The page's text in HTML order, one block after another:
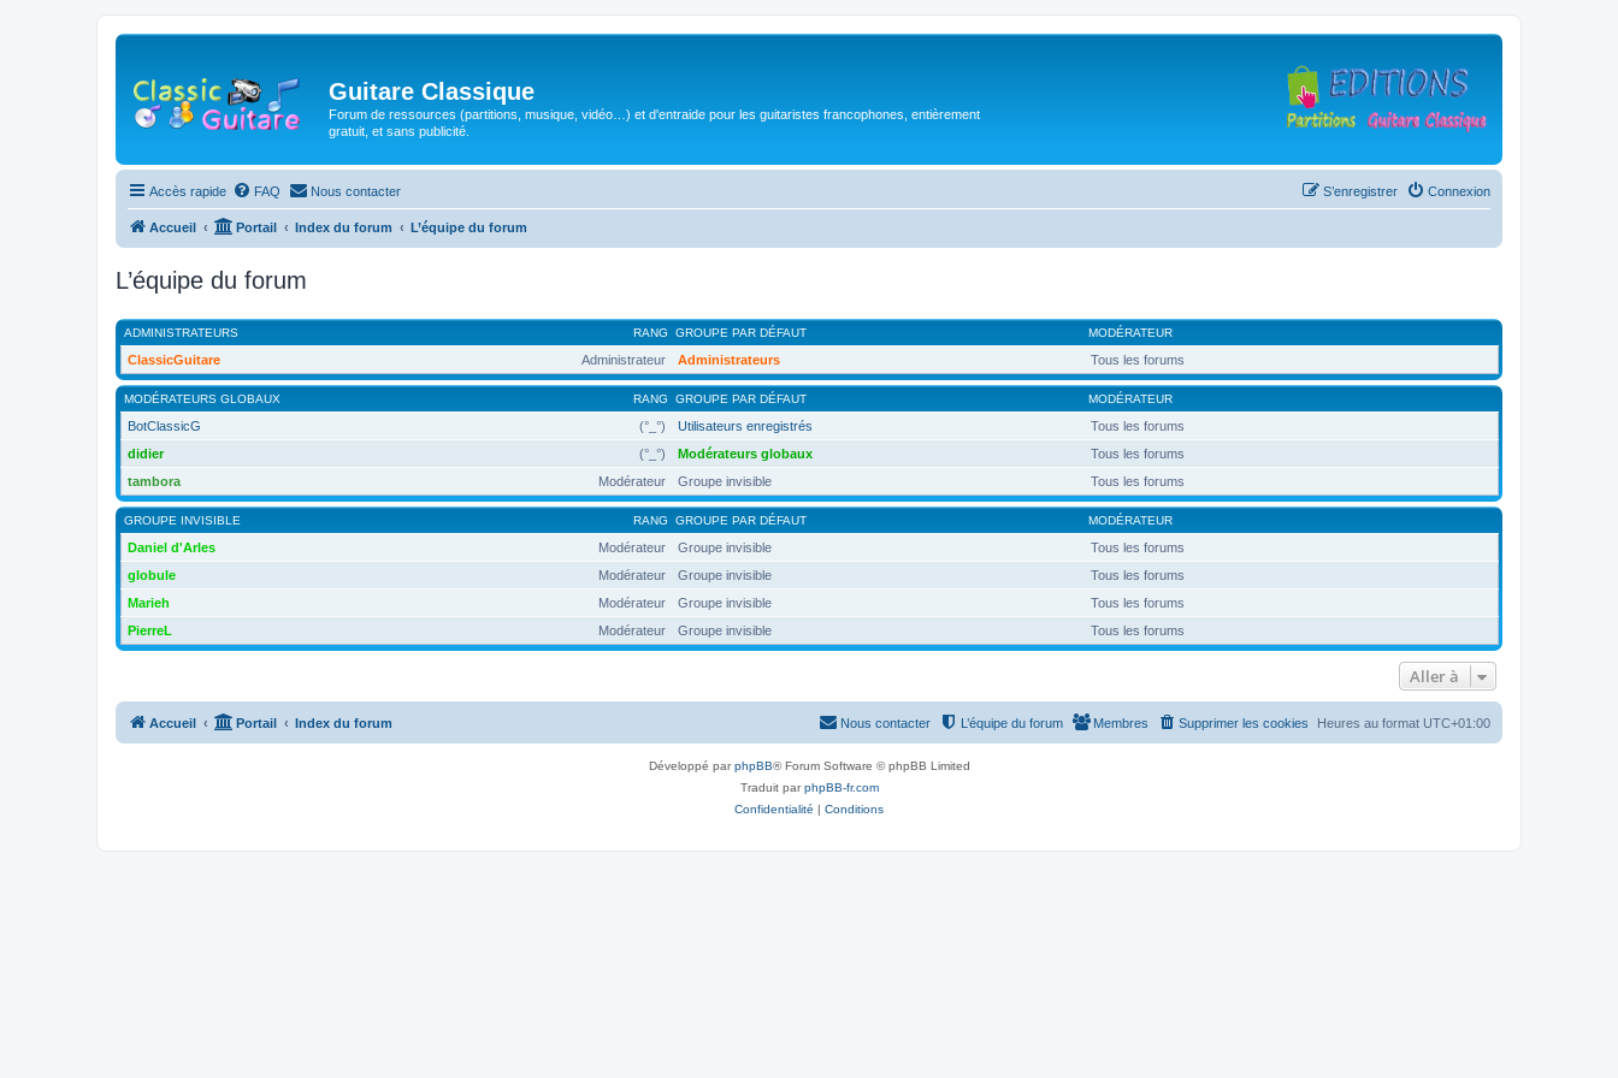
Guitare Classique
Forum de ressources (partitions, musique, vidéo…) et d'entraide pour les guitaristes francophones, entièrement
gratuit, et sans publicité.
Accès rapide FAQ Nous contacter Connexion
S’enregistrer
Accueil Portail Index du forum L’équipe du forum
L’équipe du forum
RANG
ADMINISTRATEURS GROUPE PAR DÉFAUT MODÉRATEUR
Administrateur
ClassicGuitare Administrateurs Tous les forums
RANG
MODÉRATEURS GLOBAUX GROUPE PAR DÉFAUT MODÉRATEUR
(°_°)
BotClassicG Utilisateurs enregistrés
Tous les forums
(°_°)
didier Modérateurs globaux
Tous les forums
Modérateur
tambora Groupe invisible Tous les forums
RANG
GROUPE INVISIBLE GROUPE PAR DÉFAUT MODÉRATEUR
Modérateur
Daniel d'Arles Groupe invisible
Tous les forums
Modérateur
globule Groupe invisible
Tous les forums
Modérateur
Marieh Groupe invisible
Tous les forums
Modérateur
PierreL Groupe invisible Tous les forums
Aller à
Accueil Portail Index du forum Heures au format UTC+01:00
Supprimer les cookies
Membres
L’équipe du forum
Nous contacter
Développé parphpBB® Forum Software © phpBB Limited
Traduit parphpBB-fr.com
Confidentialité | Conditions